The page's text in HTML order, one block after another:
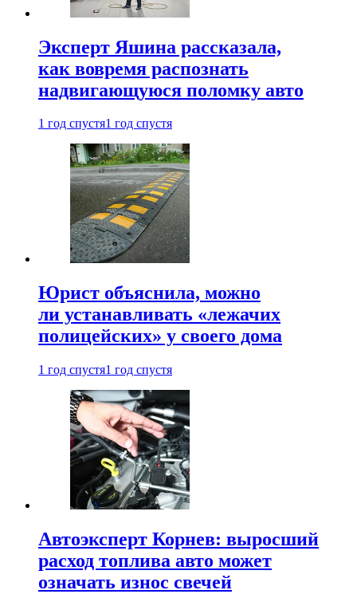
Эксперт Яшина рассказала,
как вовремя распознать
надвигающуюся поломку авто
1 год спустя1 год спустя
Юрист объяснила, можно
ли устанавливать «лежачих
полицейских» у своего дома
1 год спустя1 год спустя
Автоэксперт Корнев: выросший
расход топлива авто может
означать износ свечей